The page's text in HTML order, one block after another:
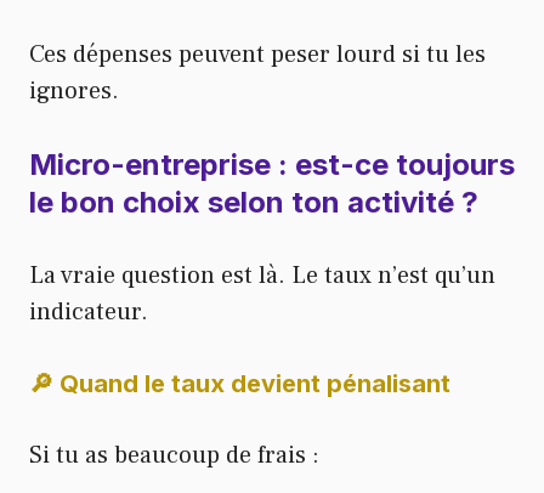
Ces dépenses peuvent peser lourd si tu les
ignores.
Micro-entreprise : est-ce toujours
le bon choix selon ton activité ?
La vraie question est là. Le taux n’est qu’un
indicateur.
🔎 Quand le taux devient pénalisant
Si tu as beaucoup de frais :